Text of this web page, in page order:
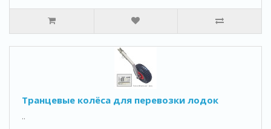
Транцевые колёса для перевозки лодок
..